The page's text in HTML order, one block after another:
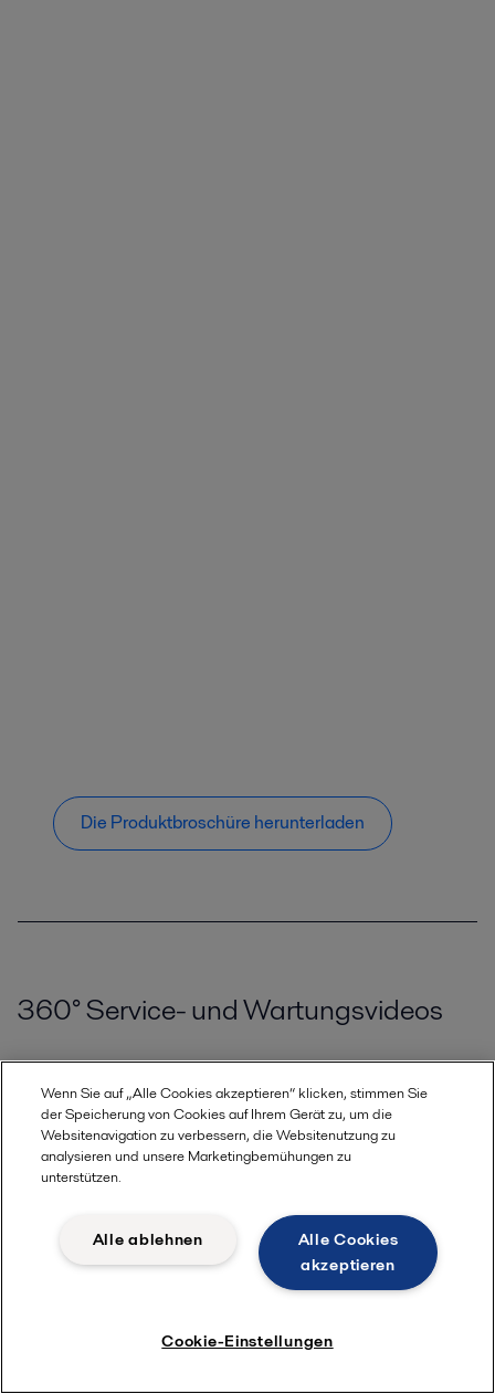
Die Produktbroschüre herunterladen
360° Service- und Wartungsvideos
So montieren Sie die Alfa Laval
PlusClean®-Reinigungsdüse
Wenn Sie auf „Alle Cookies akzeptieren“ klicken, stimmen Sie
der Speicherung von Cookies auf Ihrem Gerät zu, um die
Websitenavigation zu verbessern, die Websitenutzung zu
analysieren und unsere Marketingbemühungen zu
unterstützen.
Alle Cookies
akzeptieren
Alle ablehnen
Cookie-Einstellungen